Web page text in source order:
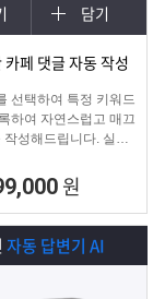
담기
페 댓글 자동 작성
선택하여 특정 키워드
하여 자연스럽고 매끄
작성해드립니다. 실제
달아 카페가 활성화 효
실 수 있습니다.
원
자동 답변기 AI